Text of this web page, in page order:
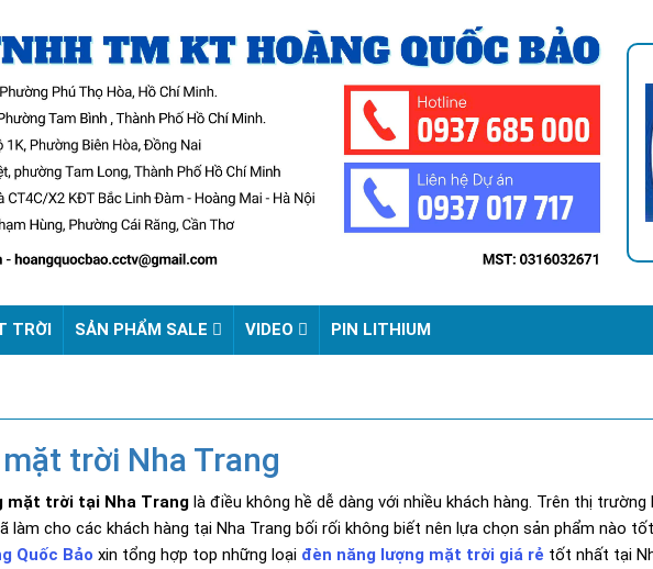
TRỜI SẢN PHẨM SALE VIDEO PIN LITHIUM
trời Nha Trang
mặt trời tại Nha Trang là điều không hề dễ dàng với nhiều khách hàng. Trên thị
cho các khách hàng tại Nha Trang bối rối không biết nên lựa chọn sản phẩm nào
Quốc Bảo xin tổng hợp top những loại đèn năng lượng mặt trời giá rẻ tốt nhất tại